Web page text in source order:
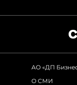
АО «ДП
О СМИ